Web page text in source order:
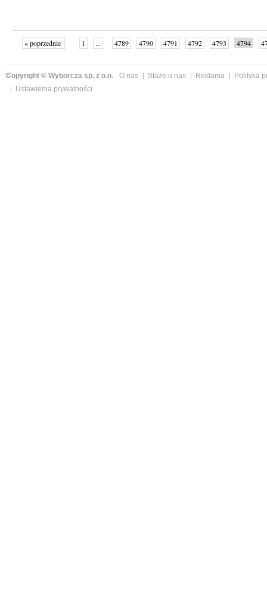
« poprzednie 1 ... 4789 4790 4791 4792 4793 4794
Copyright © Wyborcza sp. z o.o. O nas Staże u nas Reklama
Polityka
Ustawienia prywatności